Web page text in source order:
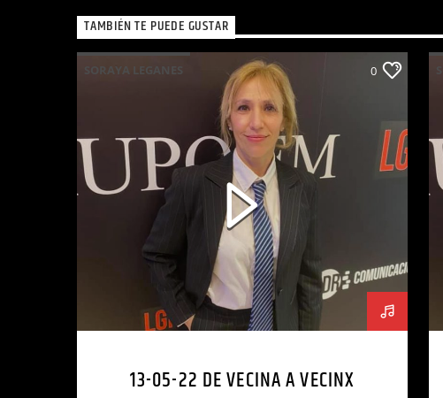
TAMBIÉN TE PUEDE GUSTAR
SORAYA LEGANES 0
13-05-22 DE VECINA A VECINX